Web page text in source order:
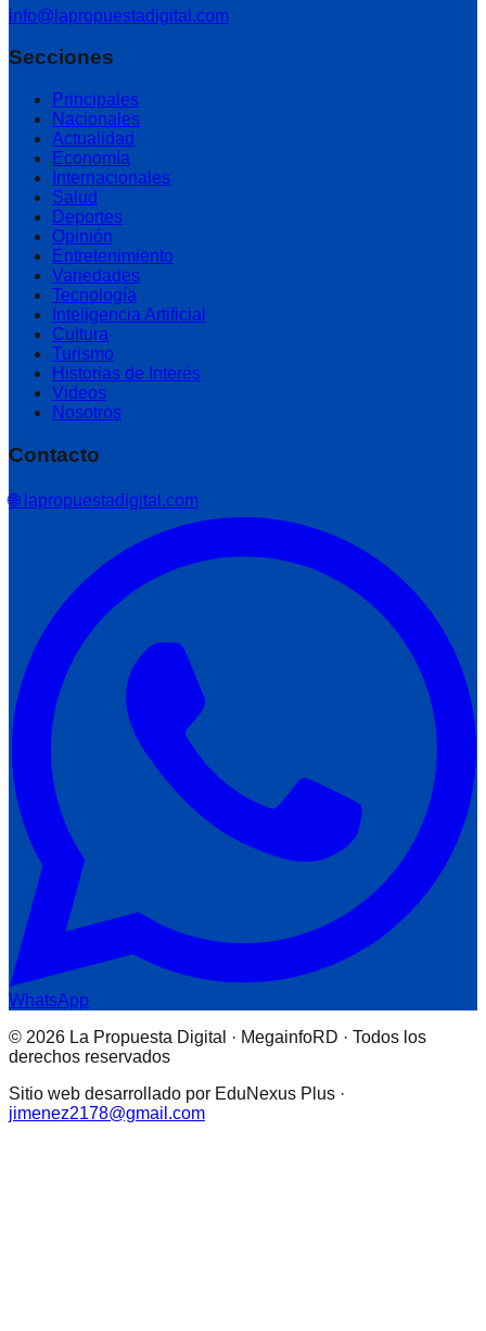
info@lapropuestadigital.com
Secciones
Principales
Nacionales
Actualidad
Economía
Internacionales
Salud
Deportes
Opinión
Entretenimiento
Variedades
Tecnología
Inteligencia Artificial
Cultura
Turismo
Historias de Interés
Videos
Nosotros
Contacto
🌐 lapropuestadigital.com
WhatsApp
© 2026 La Propuesta Digital · MegainfoRD · Todos los
derechos reservados
Sitio web desarrollado por EduNexus Plus ·
jimenez2178@gmail.com